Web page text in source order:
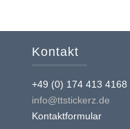
Kontakt
+49 (0) 174 413 4168
info@ttstickerz.de
Kontaktformular